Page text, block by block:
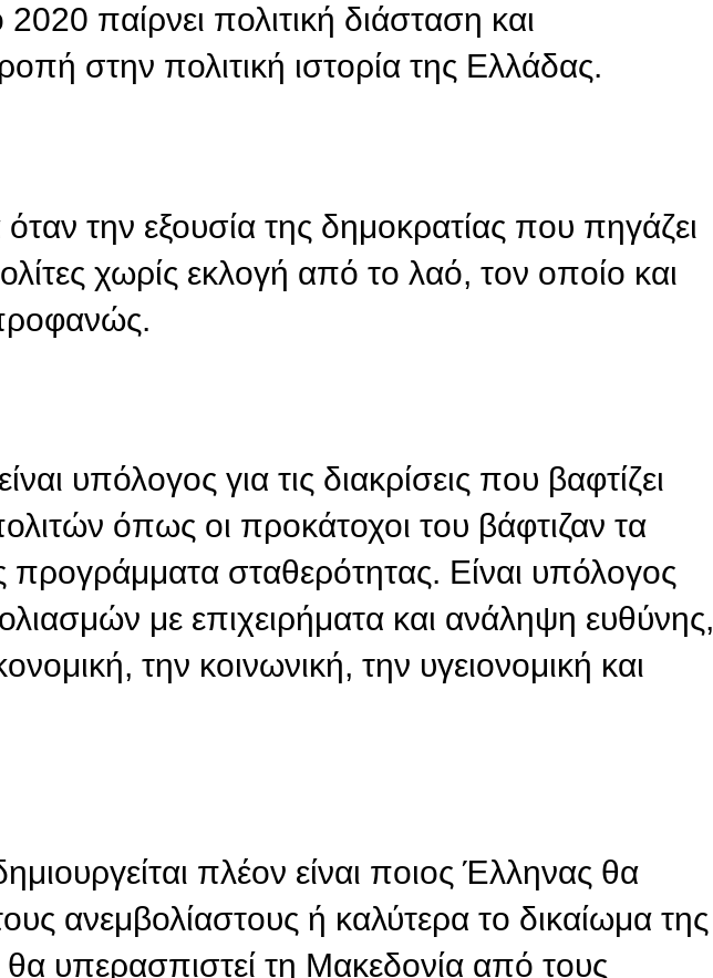
παίρνει πολιτική διάσταση και
στην πολιτική ιστορία της Ελλάδας.
την εξουσία της δημοκρατίας που πηγάζει
χωρίς εκλογή από το λαό, τον οποίο και
υπόλογος για τις διακρίσεις που βαφτίζει
όπως οι προκάτοχοι του βάφτιζαν τα
προγράμματα σταθερότητας. Είναι υπόλογος
με επιχειρήματα και ανάληψη ευθύνης,
την κοινωνική, την υγειονομική και
πλέον είναι ποιος Έλληνας θα
ανεμβολίαστους ή καλύτερα το δικαίωμα της
υπερασπιστεί τη Μακεδονία από τους